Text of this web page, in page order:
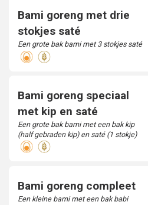
Bami goreng met drie
stokjes saté
Een grote bak bami met 3 stokjes saté
Bami goreng speciaal
met kip en saté
Een grote bak bami met een bak kip
(half gebraden kip) en saté (1 stokje)
Bami goreng compleet
Een kleine bami met een bak babi